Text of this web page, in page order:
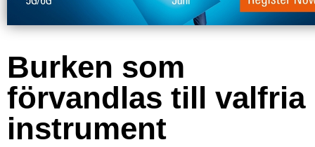
Burken som
förvandlas till valfria
instrument